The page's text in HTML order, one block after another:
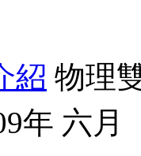
紹 物理
年 六月